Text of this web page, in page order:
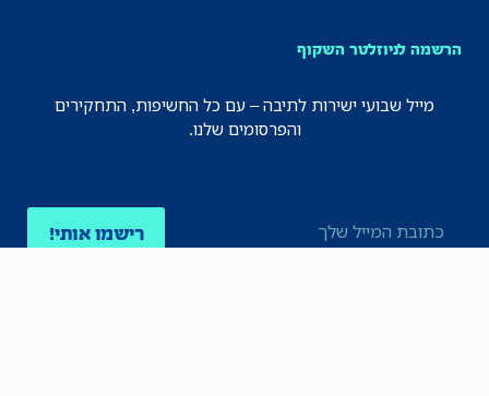
הרשמה לניוזלטר השקוף
מייל שבועי ישירות לתיבה – עם כל החשיפות, התחקירים
והפרסומים שלנו.
רישמו אותי!